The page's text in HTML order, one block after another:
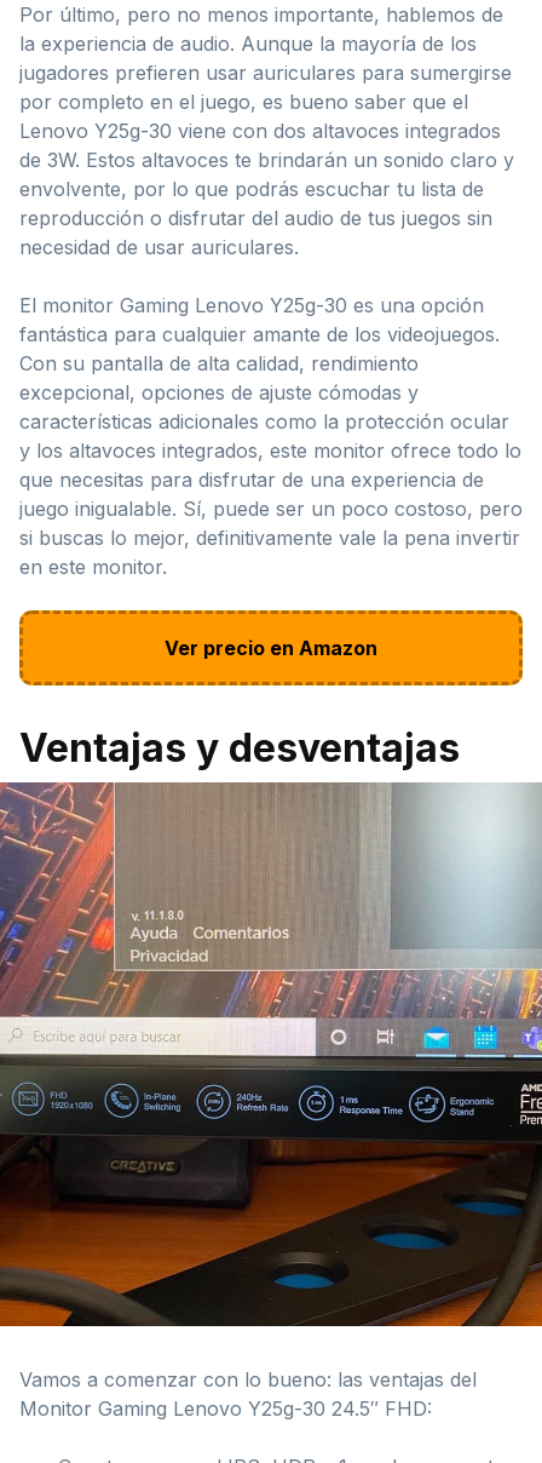
Por último, pero no menos importante, hablemos de
la experiencia de audio. Aunque la mayoría de los
jugadores prefieren usar auriculares para sumergirse
por completo en el juego, es bueno saber que el
Lenovo Y25g-30 viene con dos altavoces integrados
de 3W. Estos altavoces te brindarán un sonido claro y
envolvente, por lo que podrás escuchar tu lista de
reproducción o disfrutar del audio de tus juegos sin
necesidad de usar auriculares.
El monitor Gaming Lenovo Y25g-30 es una opción
fantástica para cualquier amante de los videojuegos.
Con su pantalla de alta calidad, rendimiento
excepcional, opciones de ajuste cómodas y
características adicionales como la protección ocular
y los altavoces integrados, este monitor ofrece todo lo
que necesitas para disfrutar de una experiencia de
juego inigualable. Sí, puede ser un poco costoso, pero
si buscas lo mejor, definitivamente vale la pena invertir
en este monitor.
Ver precio en Amazon
Ventajas y desventajas
Vamos a comenzar con lo bueno: las ventajas del
Monitor Gaming Lenovo Y25g-30 24.5″ FHD: